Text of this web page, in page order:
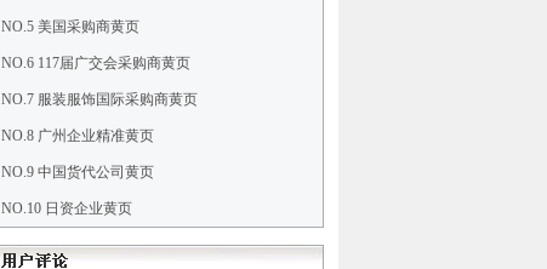
NO.5 美国采购商黄页
NO.6 117届广交会采购商黄页
NO.7 服装服饰国际采购商黄页
NO.8 广州企业精准黄页
NO.9 中国货代公司黄页
NO.10 日资企业黄页